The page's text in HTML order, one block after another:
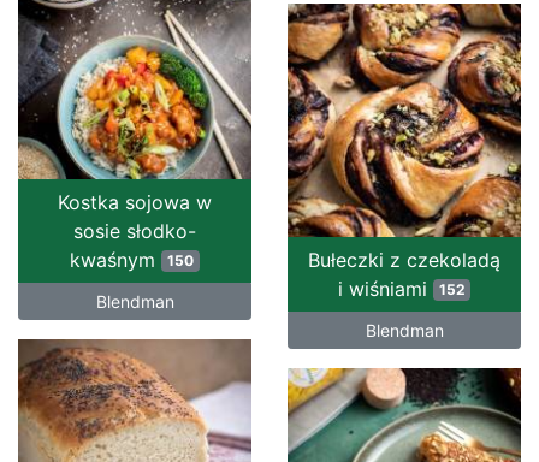
Kostka sojowa w
sosie słodko-
kwaśnym 150
Blendman
Bułeczki z czekoladą
i wiśniami
152
Blendman